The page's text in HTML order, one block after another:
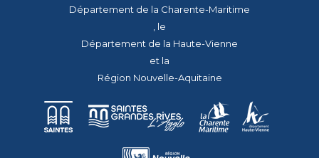
Département de la Charente-Maritime
, le
Département de la Haute-Vienne
et la
Région Nouvelle-Aquitaine